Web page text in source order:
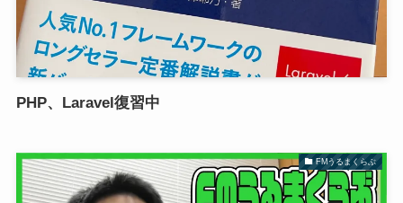
PHP、Laravel復習中
FMうるまくらぶ